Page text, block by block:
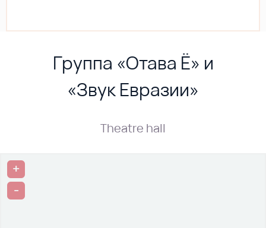
Группа «Отава Ё» и
«Звук Евразии»
Theatre hall
+
-